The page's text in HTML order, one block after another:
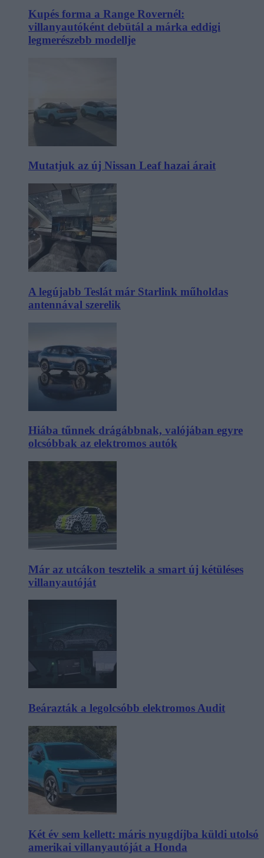
Kupés forma a Range Rovernél:
villanyautóként debütál a márka eddigi
legmerészebb modellje
Mutatjuk az új Nissan Leaf hazai árait
A legújabb Teslát már Starlink műholdas
antennával szerelik
Hiába tűnnek drágábbnak, valójában egyre
olcsóbbak az elektromos autók
Már az utcákon tesztelik a smart új kétüléses
villanyautóját
Beárazták a legolcsóbb elektromos Audit
Két év sem kellett: máris nyugdíjba küldi utolsó
amerikai villanyautóját a Honda